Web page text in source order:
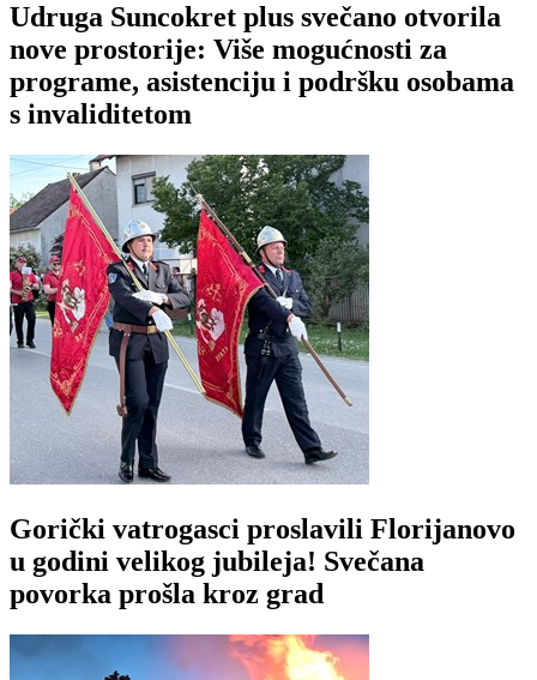
Udruga Suncokret plus svečano otvorila
nove prostorije: Više mogućnosti za
programe, asistenciju i podršku osobama
s invaliditetom
Gorički vatrogasci proslavili Florijanovo
u godini velikog jubileja! Svečana
povorka prošla kroz grad